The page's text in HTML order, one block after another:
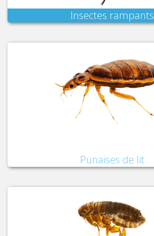
Insectes rampants
Punaises de lit